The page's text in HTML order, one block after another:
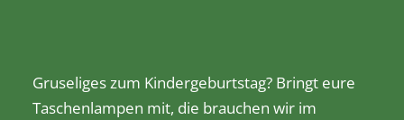
Gruseliges zum Kindergeburtstag? Bringt eure
Taschenlampen mit, die brauchen wir im